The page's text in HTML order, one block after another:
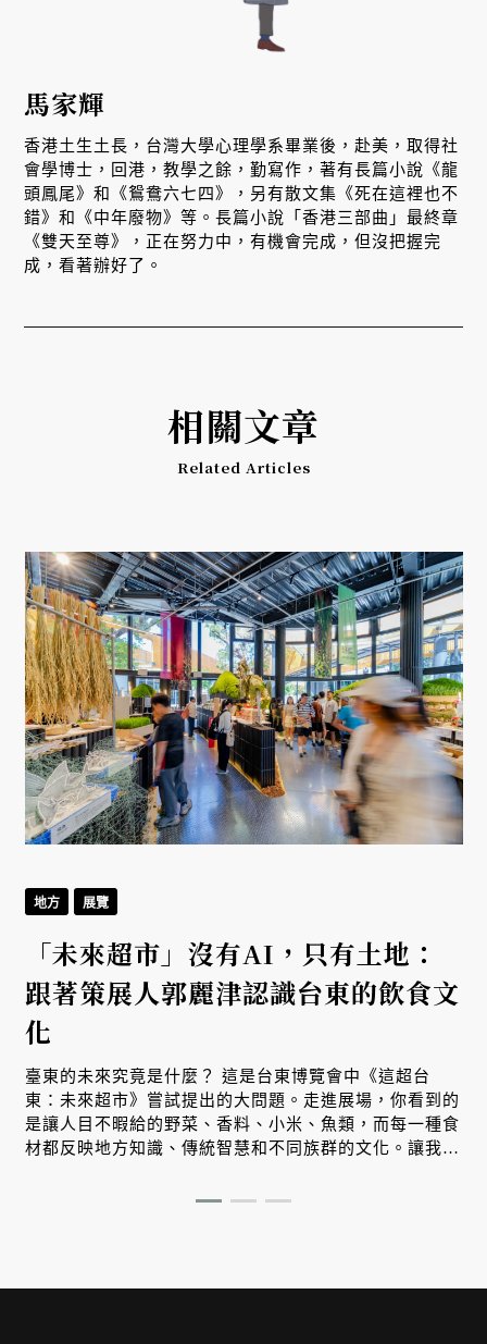
馬家輝
香港土生土長，台灣大學心理學系畢業後，赴美，取得社
會學博士，回港，教學之餘，勤寫作，著有長篇小說《龍
頭鳳尾》和《鴛鴦六七四》，另有散文集《死在這裡也不
錯》和《中年廢物》等。長篇小說「香港三部曲」最終章
《雙天至尊》，正在努力中，有機會完成，但沒把握完
成，看著辦好了。
相關文章
Related Articles
地方 展覽
「未來超市」沒有AI，只有土地：
跟著策展人郭麗津認識台東的飲食文
化
臺東的未來究竟是什麼？ 這是台東博覽會中《這超台
東：未來超市》嘗試提出的大問題。走進展場，你看到的
是讓人目不暇給的野菜、香料、小米、魚類，而每一種食
材都反映地方知識、傳統智慧和不同族群的文化。讓我們